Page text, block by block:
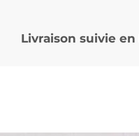
Livraison suivie en